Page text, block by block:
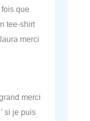
que
tee-shirt
merci
merci
si je puis